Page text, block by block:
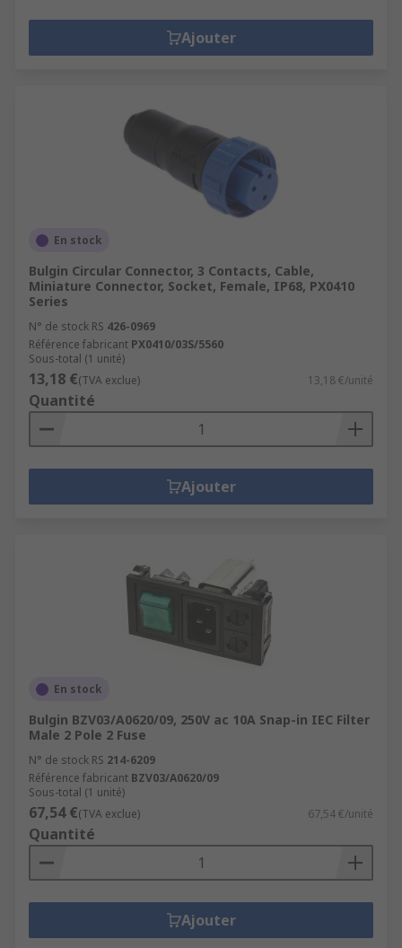
Ajouter
En stock
Bulgin Circular Connector, 3 Contacts, Cable,
Miniature Connector, Socket, Female, IP68, PX0410
Series
N° de stock RS 426-0969
Référence fabricant PX0410/03S/5560
Sous-total (1 unité)
13,18 €(TVA exclue) 13,18 €/unité
Quantité
Ajouter
En stock
Bulgin BZV03/A0620/09, 250V ac 10A Snap-in IEC Filter
Male 2 Pole 2 Fuse
N° de stock RS 214-6209
Référence fabricant BZV03/A0620/09
Sous-total (1 unité)
67,54 €(TVA exclue) 67,54 €/unité
Quantité
Ajouter